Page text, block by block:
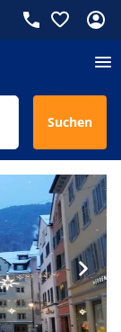
Suchen